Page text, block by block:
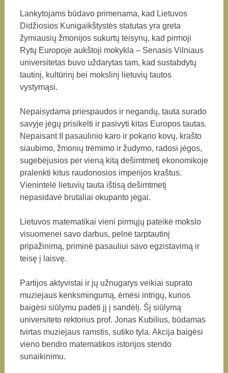
Lankytojams būdavo primenama, kad Lietuvos
Didžiosios Kunigaikštystės statutas yra greta
žymiausių žmonijos sukurtų teisynų, kad pirmoji
Rytų Europoje aukštoji mokykla – Senasis Vilniaus
universitetas buvo uždarytas tam, kad sustabdytų
tautinį, kultūrinį bei mokslinį lietuvių tautos
vystymąsi.
Nepaisydama priespaudos ir negandų, tauta surado
savyje jėgų prisikelti ir pasivyti kitas Europos tautas.
Nepaisant II pasaulinio karo ir pokario kovų, krašto
siaubimo, žmonių trėmimo ir žudymo, radosi jėgos,
sugebėjusios per vieną kitą dešimtmetį ekonomikoje
pralenkti kitus raudonosios imperijos kraštus.
Vienintelė lietuvių tauta ištisą dešimtmetį
nepasidavė brutaliai okupanto jėgai.
Lietuvos matematikai vieni pirmųjų pateikė mokslo
visuomenei savo darbus, pelnė tarptautinį
pripažinimą, priminė pasauliui savo egzistavimą ir
teisę į laisvę.
Partijos aktyvistai ir jų užnugarys veikiai suprato
muziejaus kenksmingumą, ėmėsi intrigų, kurios
baigėsi siūlymu padėti jį į sandėlį. Šį siūlymą
universiteto rektorius prof. Jonas Kubilius, būdamas
tvirtas muziejaus ramstis, sutiko tyla. Akcija baigėsi
vieno bendro matematikos istorijos stendo
sunaikinimu.